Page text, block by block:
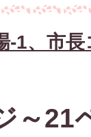
-1、市
～21